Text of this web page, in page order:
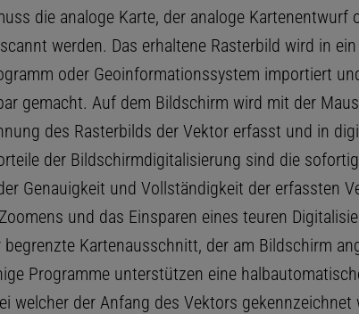
die analoge Karte, der analoge Kartenentwurf
werden. Das erhaltene Rasterbild wird in ein
oder Geoinformationssystem importiert
gemacht. Auf dem Bildschirm wird mit der
des Rasterbilds der Vektor erfasst und in
der Bildschirmdigitalisierung sind die
Genauigkeit und Vollständigkeit der erfassten
und das Einsparen eines teuren
Kartenausschnitt, der am Bildschirm
Programme unterstützen eine
welcher der Anfang des Vektors gekennzeichnet